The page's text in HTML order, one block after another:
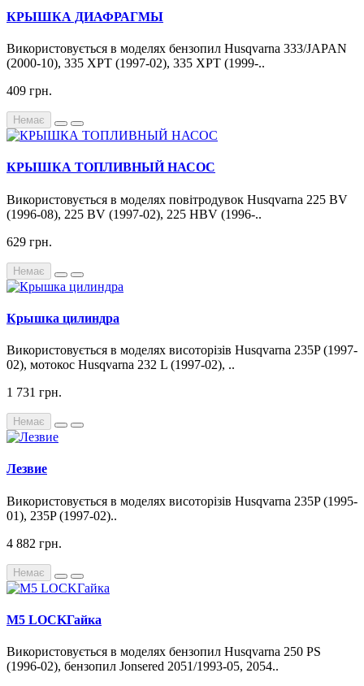
КРЫШКА ДИАФРАГМЫ
Використовується в моделях бензопил Husqvarna 333/JAPAN
(2000-10), 335 XPT (1997-02), 335 XPT (1999-..
409 грн.
Немає
КРЫШКА ТОПЛИВНЫЙ НАСОС
Використовується в моделях повітродувок Husqvarna 225 BV
(1996-08), 225 BV (1997-02), 225 HBV (1996-..
629 грн.
Немає
Крышка цилиндра
Використовується в моделях висоторізів Husqvarna 235P (1997-
02), мотокос Husqvarna 232 L (1997-02), ..
1 731 грн.
Немає
Лезвие
Використовується в моделях висоторізів Husqvarna 235P (1995-
01), 235P (1997-02)..
4 882 грн.
Немає
М5 LOCKГайка
Використовується в моделях бензопил Husqvarna 250 PS
(1996-02), бензопил Jonsered 2051/1993-05, 2054..